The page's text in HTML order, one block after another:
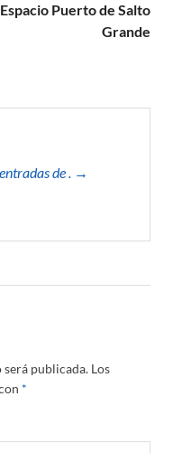
Espacio Puerto de Salto
Grande
de . →
publicada. Los
*